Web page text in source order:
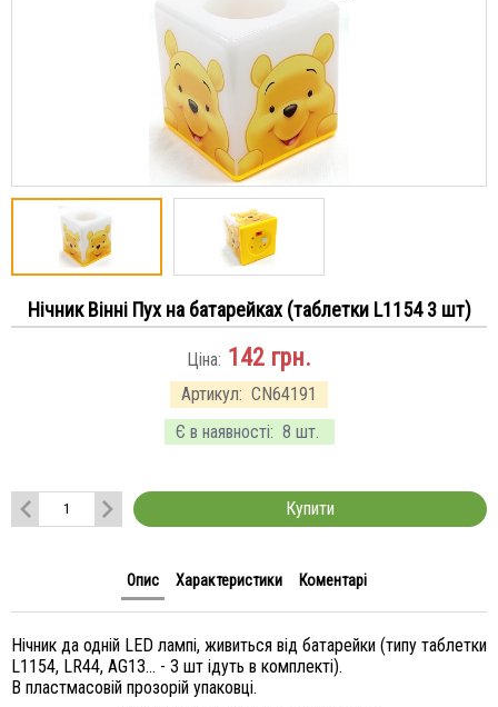
Нічник Вінні Пух на батарейках (таблетки L1154 3 шт)
Артикул: CN64191
Є в наявності: 8 шт.
Ціна: 142 грн.
Купити
Опис Характеристики Коментарі
Нічник да одній LED лампі, живиться від батарейки (типу таблетки
L1154, LR44, AG13... - 3 шт ідуть в комплекті).
В пластмасовій прозорій упаковці.